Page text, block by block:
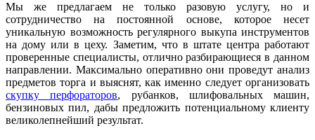
Мы же предлагаем не только разовую услугу, но и
сотрудничество на постоянной основе, которое несет
уникальную возможность регулярного выкупа инструментов
на дому или в цеху. Заметим, что в штате центра работают
проверенные специалисты, отлично разбирающиеся в данном
направлении. Максимально оперативно они проведут анализ
предметов торга и выяснят, как именно следует организовать
скупку перфораторов, рубанков, шлифовальных машин,
бензиновых пил, дабы предложить потенциальному клиенту
великолепнейший результат.